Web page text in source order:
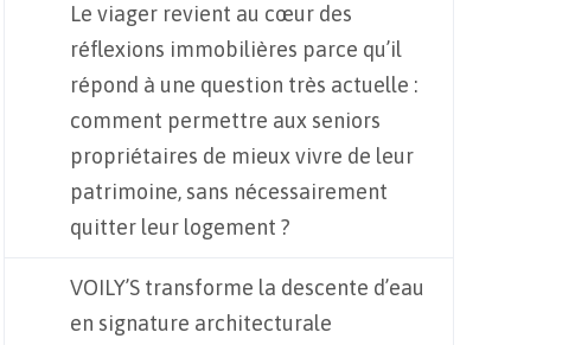
Le viager revient au cœur des
réflexions immobilières parce qu’il
répond à une question très actuelle :
comment permettre aux seniors
propriétaires de mieux vivre de leur
patrimoine, sans nécessairement
quitter leur logement ?
VOILY’S transforme la descente d’eau
en signature architecturale